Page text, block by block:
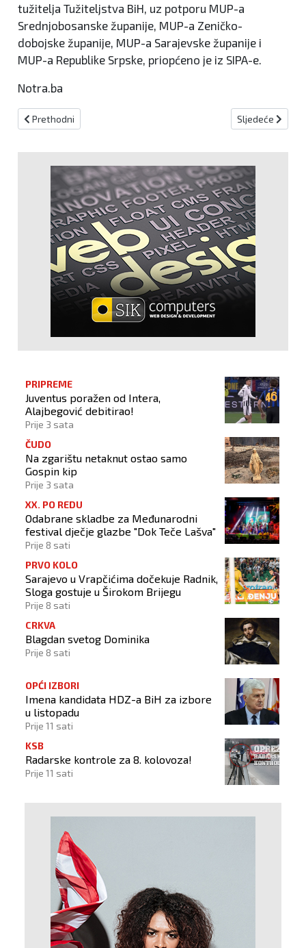
tužitelja Tužiteljstva BiH, uz potporu MUP-a
Srednjobosanske županije, MUP-a Zeničko-
dobojske županije, MUP-a Sarajevske županije i
MUP-a Republike Srpske, priopćeno je iz SIPA-e.
Notra.ba
Prethodni članak: Tijekom proteklog vikenda izdan 261 prekršajni
Prethodni Sljedeći
Sljedeće
PRIPREME
Juventus poražen od Intera,
Alajbegović debitirao!
Prije 3 sata
ČUDO
Na zgarištu netaknut ostao samo
Gospin kip
Prije 3 sata
XX. PO REDU
Odabrane skladbe za Međunarodni
festival dječje glazbe "Dok Teče Lašva"
Prije 8 sati
PRVO KOLO
Sarajevo u Vrapčićima dočekuje Radnik,
Sloga gostuje u Širokom Brijegu
Prije 8 sati
CRKVA
Blagdan svetog Dominika
Prije 8 sati
OPĆI IZBORI
Imena kandidata HDZ-a BiH za izbore
u listopadu
Prije 11 sati
KSB
Radarske kontrole za 8. kolovoza!
Prije 11 sati